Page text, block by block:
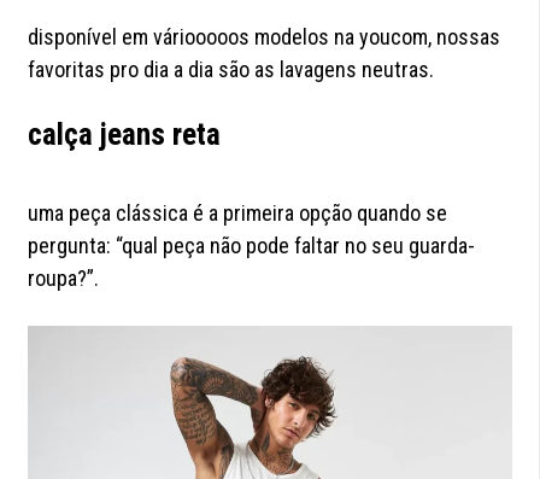
disponível em váriooooos modelos na youcom, nossas
favoritas pro dia a dia são as lavagens neutras.
calça jeans reta
uma peça clássica é a primeira opção quando se
pergunta: “qual peça não pode faltar no seu guarda-
roupa?”.